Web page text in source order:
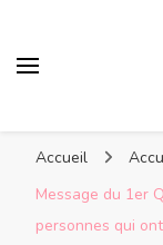
Accueil
Message du 1er
personnes qui